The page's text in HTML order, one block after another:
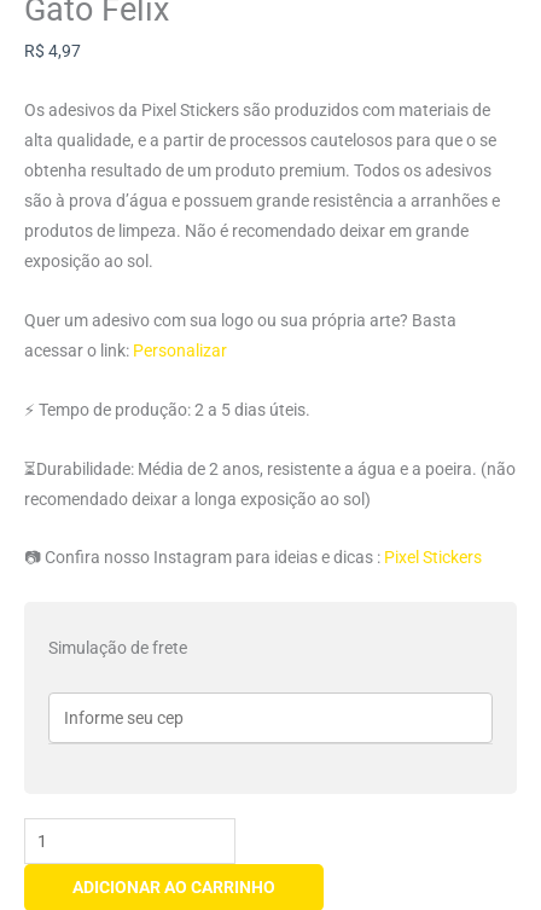
Gato Felix
R$ 4,97
Os adesivos da Pixel Stickers são produzidos com materiais de
alta qualidade, e a partir de processos cautelosos para que o se
obtenha resultado de um produto premium. Todos os adesivos
são à prova d’água e possuem grande resistência a arranhões e
produtos de limpeza. Não é recomendado deixar em grande
exposição ao sol.
Quer um adesivo com sua logo ou sua própria arte? Basta
acessar o link: Personalizar
⚡ Tempo de produção: 2 a 5 dias úteis.
⏳Durabilidade: Média de 2 anos, resistente a água e a poeira. (não
recomendado deixar a longa exposição ao sol)
📷 Confira nosso Instagram para ideias e dicas : Pixel Stickers
Simulação de frete
ADICIONAR AO CARRINHO